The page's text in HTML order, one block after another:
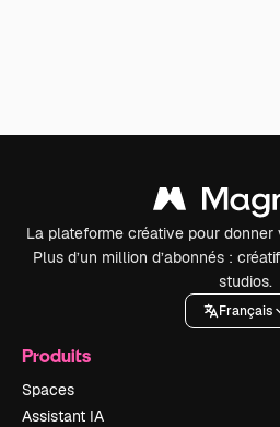
La plateforme créative pour
Plus d’un million d’abonnés :
studios.
Français
Produits
Spaces
Assistant IA